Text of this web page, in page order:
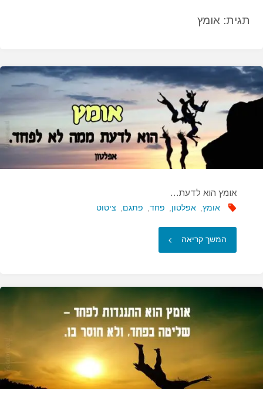
תגית: אומץ
אומץ הוא לדעת…
אומץ, אפלטון, פחד, פתגם, ציטוט
המשך קריאה "אומץ
לדעת…"